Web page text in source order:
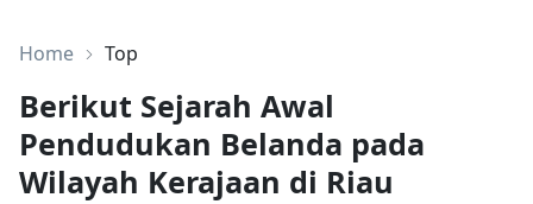
Home Top
Berikut Sejarah Awal
Pendudukan Belanda pada
Wilayah Kerajaan di Riau